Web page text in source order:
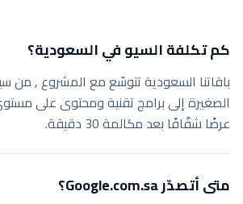
كم تكلفة السيو في السعودية؟
باقاتنا السعودية تتوسّع مع المشروع , من
الصغيرة إلى برامج تقنية ومحتوى على
عرضًا شفّافًا بعد مكالمة 30 دقيقة.
متى أتصدّر Google.com.sa؟